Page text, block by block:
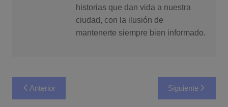
historias que dan vida a nuestra
ciudad, con la ilusión de
mantenerte siempre bien informado.
Navegación
de
Anterior Siguiente